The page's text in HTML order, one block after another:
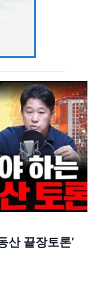
산 끝장토론’